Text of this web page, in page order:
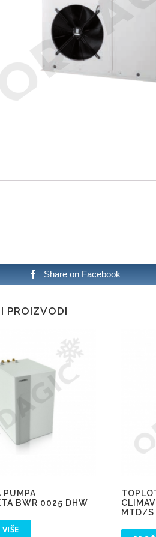
Share on Facebook
PROIZVODI
PUMPA
BWR 0025 DHW
MTD/S